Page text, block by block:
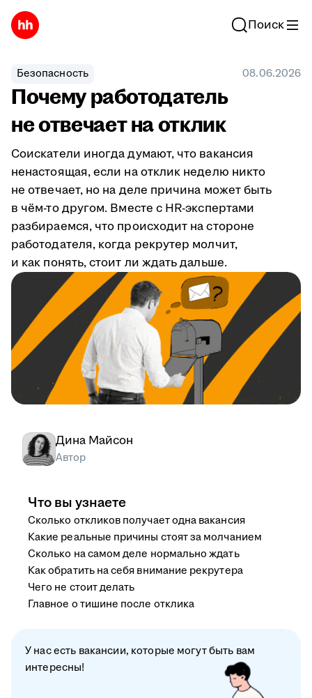
Поиск
Безопасность 08.06.2026
Почему работодатель
не отвечает на отклик
Соискатели иногда думают, что вакансия
ненастоящая, если на отклик неделю никто
не отвечает, но на деле причина может быть
в чём-то другом. Вместе с HR-экспертами
разбираемся, что происходит на стороне
работодателя, когда рекрутер молчит,
и как понять, стоит ли ждать дальше.
Дина Майсон
Автор
Что вы узнаете
Сколько откликов получает одна вакансия
Какие реальные причины стоят за молчанием
Сколько на самом деле нормально ждать
Как обратить на себя внимание рекрутера
Чего не стоит делать
Главное о тишине после отклика
У нас есть вакансии, которые могут быть вам
интересны!